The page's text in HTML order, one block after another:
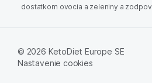
dostatkom ovocia a zeleniny a
© 2026 KetoDiet Europe SE
Nastavenie cookies